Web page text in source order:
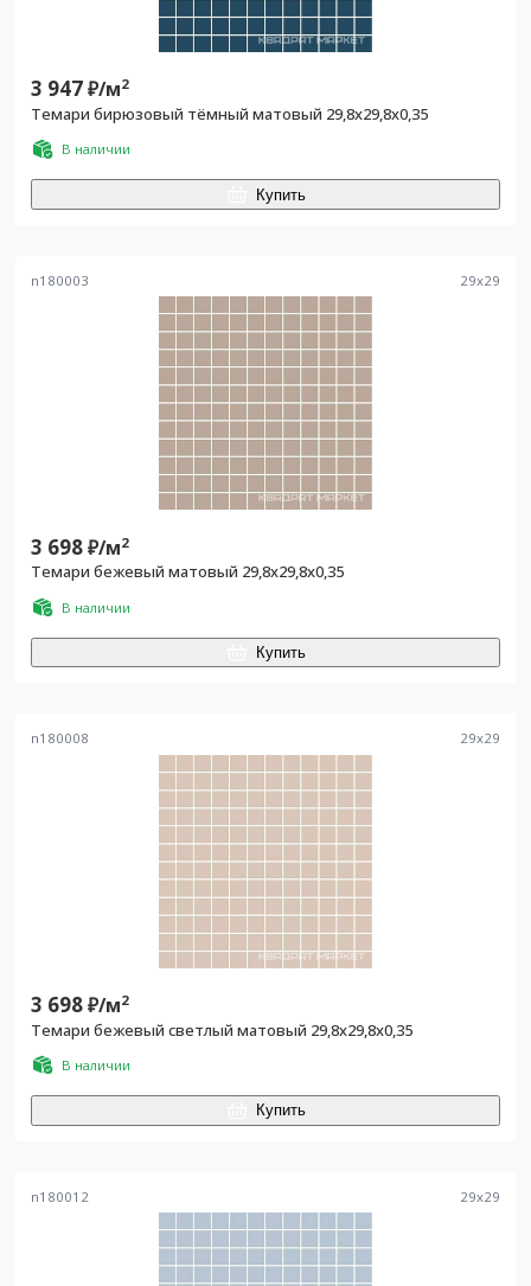
3 947₽/м2
Темари бирюзовый тёмный матовый 29,8x29,8x0,35
В наличии
Купить
n180003 29x29
3 698₽/м2
Темари бежевый матовый 29,8x29,8x0,35
В наличии
Купить
n180008 29x29
3 698₽/м2
Темари бежевый светлый матовый 29,8x29,8x0,35
В наличии
Купить
n180012 29x29